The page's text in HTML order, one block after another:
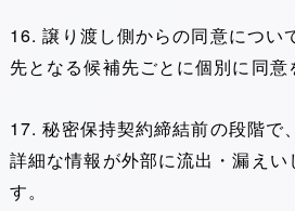
16. 譲り渡し側からの同意につい
先となる候補先ごとに個別に同意
17. 秘密保持契約締結前の段階で
詳細な情報が外部に流出・漏えい
す。